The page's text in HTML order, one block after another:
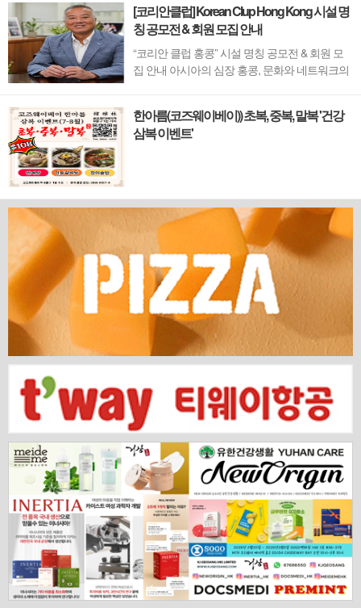
[코리안클럽] Korean Clup Hong Kong 시설 명
칭 공모전 & 회원 모집 안내
“코리안 클럽 홍콩” 시설 명칭 공모전 & 회원 모
집 안내 아시아의 심장 홍콩, 문화와 네트워크의
홍콩. 이 역동적인 글로벌 허브의 중심에서 한국
의 깊이 있는 문화유산과 세계적 감각을 잇는 새
한아름(코즈웨이베이)) 초복, 중복, 말복 '건강
삼복 이벤트'